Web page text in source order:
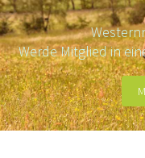
Werde Mitglied in